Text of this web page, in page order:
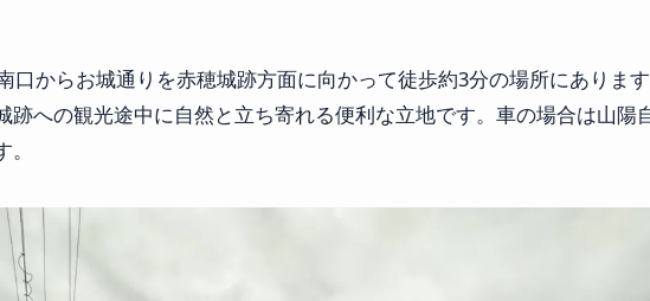
口からお城通りを赤穂城跡方面に向かって徒歩約3分の場所にありま
跡への観光途中に自然と立ち寄れる便利な立地です。車の場合は山陽